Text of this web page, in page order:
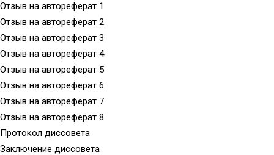
Отзыв на автореферат 1
Отзыв на автореферат 2
Отзыв на автореферат 3
Отзыв на автореферат 4
Отзыв на автореферат 5
Отзыв на автореферат 6
Отзыв на автореферат 7
Отзыв на автореферат 8
Протокол диссовета
Заключение диссовета